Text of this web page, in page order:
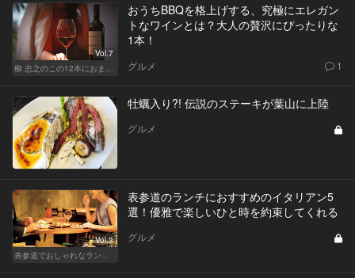
Vol.7
柳 忠之のこの12本におまかせ
おうちBBQを格上げする、究極にエレガン
トなワインとは？大人の贅沢にぴったりな
1本！
グルメ 1
牡蠣入り?! 伝説のステーキが葉山に上陸
グルメ
Vol.3
表参道のランチにおすすめのイタリアン5
選！優雅で楽しいひと時を約束してくれる
グルメ